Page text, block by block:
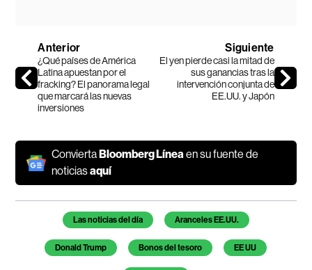
Anterior
¿Qué países de América
Latina apuestan por el
fracking? El panorama legal
que marcará las nuevas
inversiones
Siguiente
El yen pierde casi la mitad de
sus ganancias tras la
intervención conjunta de
EE.UU. y Japón
Convierta Bloomberg Líneaen su fuente de
noticiasaquí
Temas de este artículo
Las noticias del día Aranceles EE.UU.
Donald Trump Bonos del tesoro EE UU